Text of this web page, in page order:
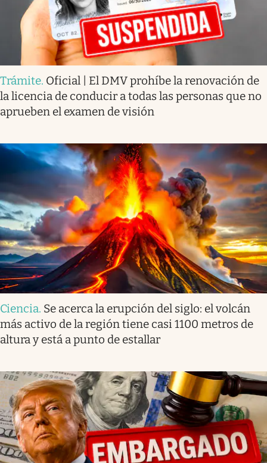
Trámite. Oficial | El DMV prohíbe la renovación de
la licencia de conducir a todas las personas que no
aprueben el examen de visión
Ciencia. Se acerca la erupción del siglo: el volcán
más activo de la región tiene casi 1100 metros de
altura y está a punto de estallar